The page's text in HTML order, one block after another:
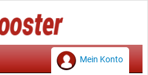
Mein Konto